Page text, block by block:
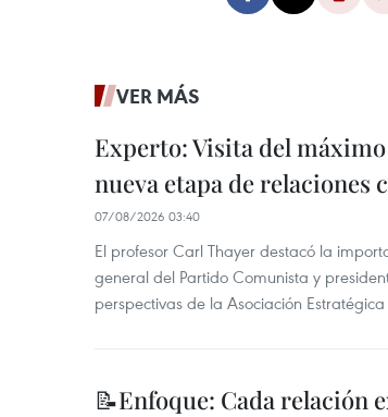
VER MÁS
Experto: Visita del
nueva etapa de relaciones
07/08/2026 03:40
El profesor Carl Thayer destacó la
general del Partido Comunista y
perspectivas de la Asociación
📝Enfoque: Cada relación